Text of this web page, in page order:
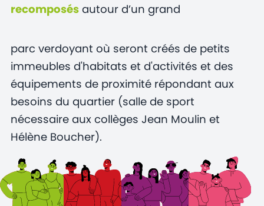
recomposésautour d’un grand
parc verdoyant où seront créés de petits
immeubles d'habitats et d'activités et des
équipements de proximité répondant aux
besoins du quartier (salle de sport
nécessaire aux collèges Jean Moulin et
Hélène Boucher).